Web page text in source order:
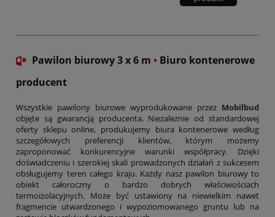
Pawilon biurowy 3 x 6 m • Biuro kontenerowe
producent
Wszystkie pawilony biurowe wyprodukowane przez Mobilbud
objęte są gwarancją producenta. Niezależnie od standardowej
oferty sklepu online, produkujemy biura kontenerowe według
szczegółowych preferencji klientów, którym możemy
zaproponować konkurencyjne warunki współpracy. Dzięki
doświadczeniu i szerokiej skali prowadzonych działań z sukcesem
obsługujemy teren całego kraju. Każdy nasz pawilon biurowy to
obiekt całoroczny o bardzo dobrych właściwościach
termoizolacyjnych. Może być ustawiony na niewielkim nawet
fragmencie utwardzonego i wypoziomowanego gruntu lub na